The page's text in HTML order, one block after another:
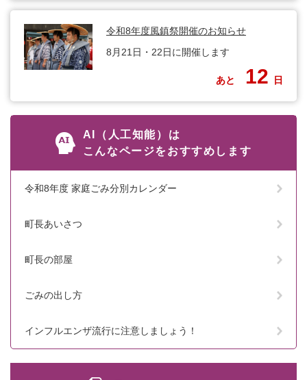
令和8年度風鎮祭開催のお知らせ
8月21日・22日に開催します
あと 12 日
AI（人工知能）は
こんなページをおすすめします
令和8年度 家庭ごみ分別カレンダー
町長あいさつ
町長の部屋
ごみの出し方
インフルエンザ流行に注意しましょう！